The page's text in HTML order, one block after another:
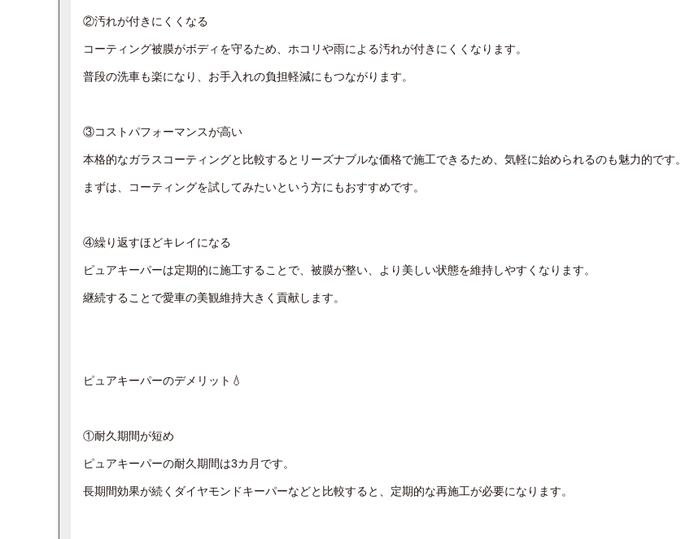
②汚れが付きにくくなる
コーティング被膜がボディを守るため、ホコリや雨による汚れが付きにくくなります。
普段の洗車も楽になり、お手入れの負担軽減にもつながります。
③コストパフォーマンスが高い
本格的なガラスコーティングと比較するとリーズナブルな価格で施工できるため、気軽に始められるのも魅力的です。
まずは、コーティングを試してみたいという方にもおすすめです。
④繰り返すほどキレイになる
ピュアキーパーは定期的に施工することで、被膜が整い、より美しい状態を維持しやすくなります。
継続することで愛車の美観維持大きく貢献します。
ピュアキーパーのデメリット💧
①耐久期間が短め
ピュアキーパーの耐久期間は3カ月です。
長期間効果が続くダイヤモンドキーパーなどと比較すると、定期的な再施工が必要になります。